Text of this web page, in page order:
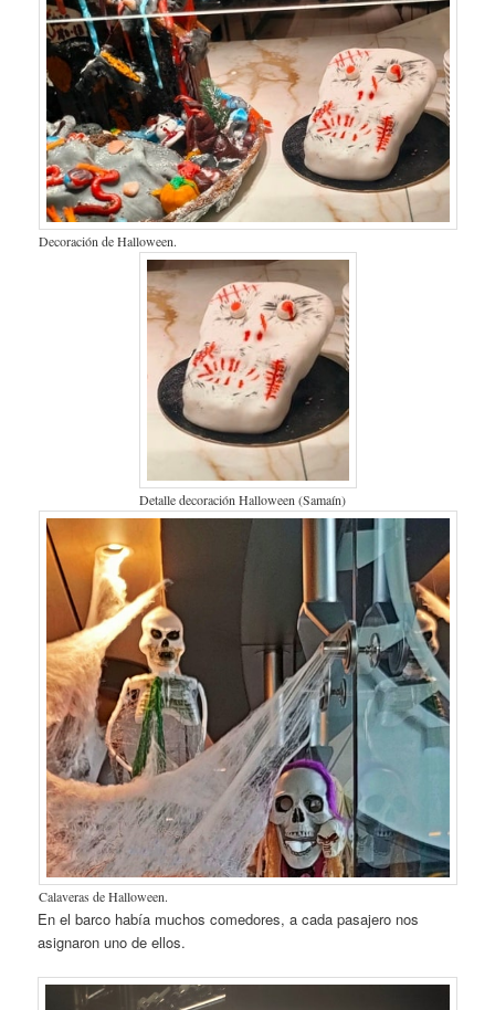
Decoración de Halloween.
Detalle decoración Halloween (Samaín)
Calaveras de Halloween.
En el barco había muchos comedores, a cada pasajero nos
asignaron uno de ellos.